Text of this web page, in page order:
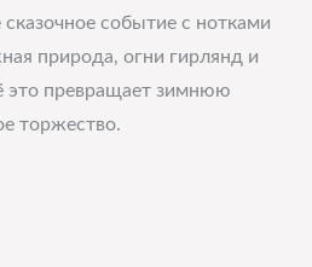
событие с нотками
природа, огни гирлянд и
это превращает зимнюю
торжество.